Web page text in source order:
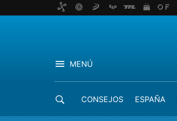
MENÚ
CONSEJOS ESPAÑA